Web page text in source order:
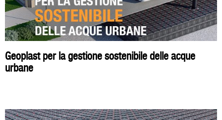
Geoplast per la gestione sostenibile delle acque
urbane